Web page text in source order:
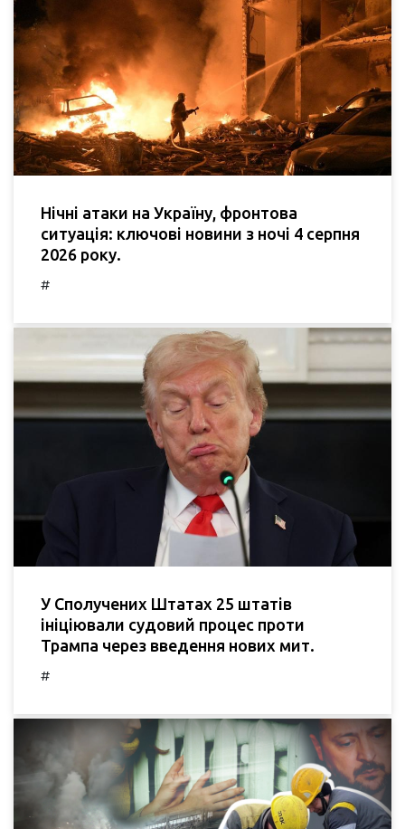
Нічні атаки на Україну, фронтова
ситуація: ключові новини з ночі 4 серпня
2026 року.
#
У Сполучених Штатах 25 штатів
ініціювали судовий процес проти
Трампа через введення нових мит.
#